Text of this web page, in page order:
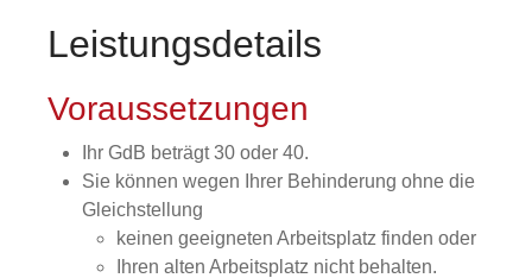
Leistungsdetails
Voraussetzungen
Ihr GdB beträgt 30 oder 40.
Sie können wegen Ihrer Behinderung ohne die
Gleichstellung
keinen geeigneten Arbeitsplatz finden oder
Ihren alten Arbeitsplatz nicht behalten.